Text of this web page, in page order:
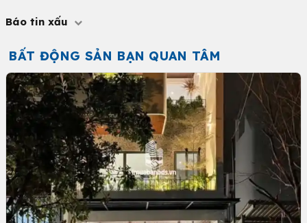
Báo tin xấu
BẤT ĐỘNG SẢN BẠN QUAN TÂM